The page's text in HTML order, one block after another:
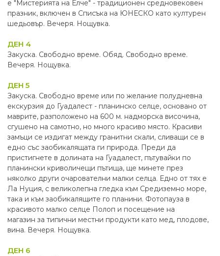
е "Мистерията на Елче" - традиционен средновековен
празник, включен в Списъка на ЮНЕСКО като културен
шедьовър. Вечеря. Нощувка.
ДЕН 4
Закуска. Свободно време. Обяд. Свободно време.
Вечеря. Нощувка.
ДЕН 5
Закуска. Свободно време или по желание полудневна
екскурзия до Гуадалест - планинско селце, основано от
маврите, разположено на 600 м. надморска височина,
сгушено на самотно, но много красиво място. Красиви
замъци се издигат между гранитни скали, сливащи се в
едно със заобикалящата ги природа. Преди да
пристигнете в долината на Гуадалест, пътувайки по
планински криволичещи пътища, ще минете през
няколко други очарователни малки селца. Едно от тях е
Ла Нуция, с великолепна гледка към Средиземно море,
така и към заобикалящите го планини. Фотопауза в
красивото малко селце Полоп и посещение на
магазин за типични местни продукти като мед, плодове,
вина. Вечеря. Нощувка.
ДЕН 6